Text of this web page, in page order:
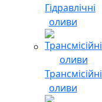
Гідравлічні
оливи
Трансмісійні
оливи